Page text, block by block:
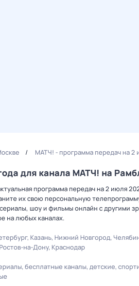
МАТЧ! - программа передач на 2
для канала МАТЧ! на
программа передач на 2 июля
их свою персональную
шоу и фильмы онлайн с другими
на любых каналах.
Казань Нижний Новгород
Ростов-на-Дону Краснодар
бесплатные каналы детские